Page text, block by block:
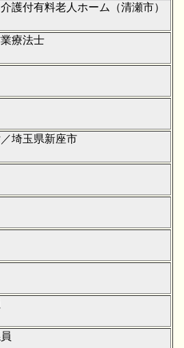
護付有料老人ホーム（清瀬市）
療法士
埼玉県新座市